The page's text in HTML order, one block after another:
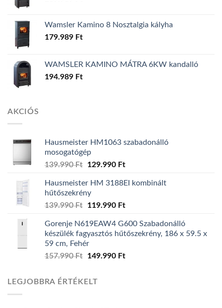
Wamsler Kamino 8 Nosztalgia kályha
179.989 Ft
WAMSLER KAMINO MÁTRA 6KW kandalló
194.989 Ft
AKCIÓS
Hausmeister HM1063 szabadonálló
mosogatógép
139.990Ft
Original
was:
139.990 Ft.
129.990 FtCurrent
is:
Hausmeister HM 3188EI kombinált
hűtőszekrény
139.990Ft
Original
was:
139.990 Ft.
119.990 FtCurrent
is:
119.990 Ft.
Gorenje N619EAW4 G600 Szabadonálló
készülék fagyasztós hűtőszekrény, 186 x 59.5 x
59 cm, Fehér
157.990Ft
Original
was:
149.990 FtCurrent
LEGJOBBRA ÉRTÉKELT